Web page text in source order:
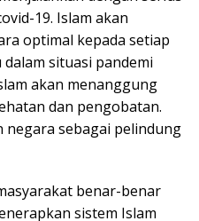
19. Islam akan
optimal kepada setiap
situasi pandemi
akan menanggung
dan pengobatan.
negara sebagai pelindung
benar-benar
sistem Islam